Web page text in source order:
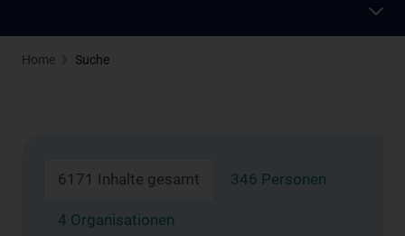
Home Suche
6171 Inhalte gesamt 346 Personen
4 Organisationen